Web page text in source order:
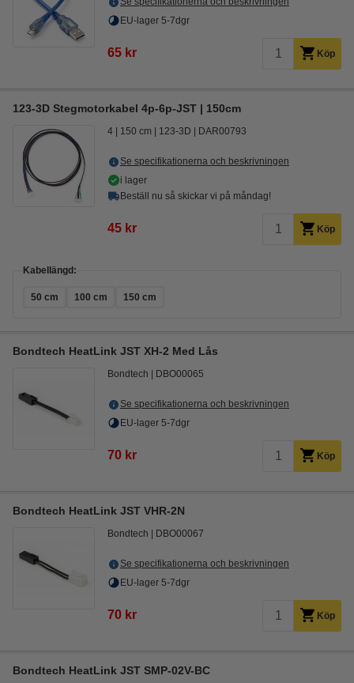
EU-lager 5-7dgr
65 kr Köp
123-3D Stegmotorkabel 4p-6p-JST | 150cm
4 150 cm 123-3D DAR00793
Se specifikationerna och beskrivningen
i lager
Beställ nu så skickar vi på måndag!
45 kr Köp
Kabellängd:
50 cm 100 cm 150 cm
Bondtech HeatLink JST XH-2 Med Lås
Bondtech DBO00065
Se specifikationerna och beskrivningen
EU-lager 5-7dgr
70 kr Köp
Bondtech HeatLink JST VHR-2N
Bondtech DBO00067
Se specifikationerna och beskrivningen
EU-lager 5-7dgr
70 kr Köp
Bondtech HeatLink JST SMP-02V-BC